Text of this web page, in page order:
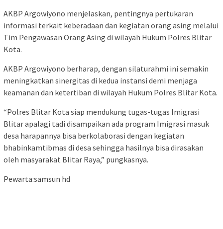
AKBP Argowiyono menjelaskan, pentingnya pertukaran
informasi terkait keberadaan dan kegiatan orang asing melalui
Tim Pengawasan Orang Asing di wilayah Hukum Polres Blitar
Kota.
AKBP Argowiyono berharap, dengan silaturahmi ini semakin
meningkatkan sinergitas di kedua instansi demi menjaga
keamanan dan ketertiban di wilayah Hukum Polres Blitar Kota.
“Polres Blitar Kota siap mendukung tugas-tugas Imigrasi
Blitar apalagi tadi disampaikan ada program Imigrasi masuk
desa harapannya bisa berkolaborasi dengan kegiatan
bhabinkamtibmas di desa sehingga hasilnya bisa dirasakan
oleh masyarakat Blitar Raya,” pungkasnya.
Pewarta:samsun hd